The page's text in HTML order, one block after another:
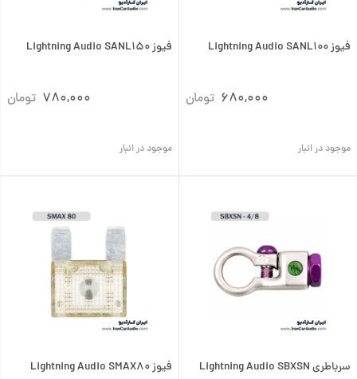
فیوز Lightning Audio SANL100
680,000 تومان
موجود در انبار
فیوز Lightning Audio SANL150
780,000 تومان
موجود در انبار
سرباطری Lightning Audio SBXSN
فیوز Lightning Audio SMAX80